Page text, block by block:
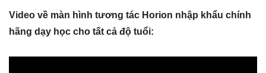
Video về màn hình tương tác Horion nhập khẩu chính
hãng dạy học cho tất cả độ tuổi: